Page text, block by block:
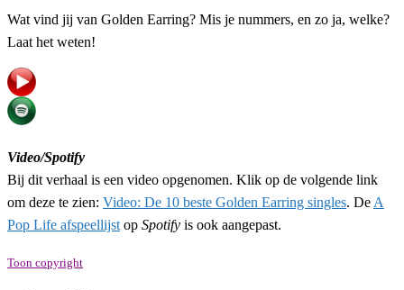
Wat vind jij van Golden Earring? Mis je nummers, en zo ja, welke?
Laat het weten!
Video/Spotify
Bij dit verhaal is een video opgenomen. Klik op de volgende link
om deze te zien: Video: De 10 beste Golden Earring singles. De A
Pop Life afspeellijst op Spotify is ook aangepast.
Toon copyright